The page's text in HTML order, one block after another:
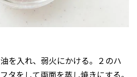
を入れ、弱火にかける。２のハ